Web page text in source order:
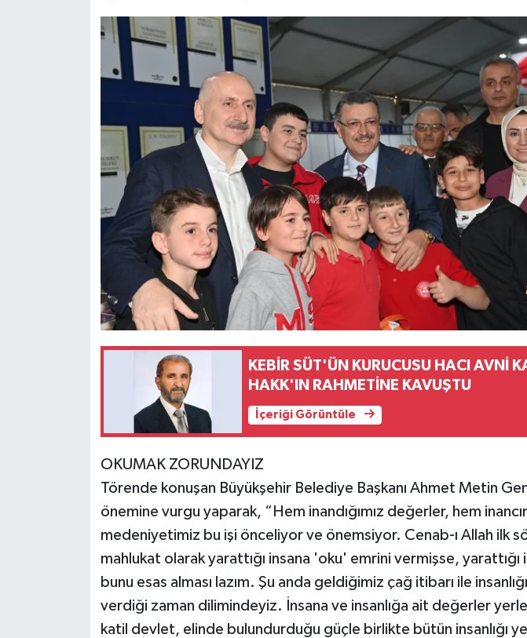
KEBİR SÜT'ÜN KURUCUSU HACI AVNİ
HAKK'IN RAHMETİNE KAVUŞTU
İçeriği Görüntüle
OKUMAK ZORUNDAYIZ
Törende konuşan Büyükşehir Belediye Başkanı Ahmet Metin
önemine vurgu yaparak, “Hem inandığımız değerler, hem
medeniyetimiz bu işi önceliyor ve önemsiyor. Cenab-ı Allah ilk
mahlukat olarak yarattığı insana 'oku' emrini vermişse, yarattığı
bunu esas alması lazım. Şu anda geldiğimiz çağ itibarı ile
verdiği zaman dilimindeyiz. İnsana ve insanlığa ait değerler
katil devlet, elinde bulundurduğu güçle birlikte bütün insanlığı